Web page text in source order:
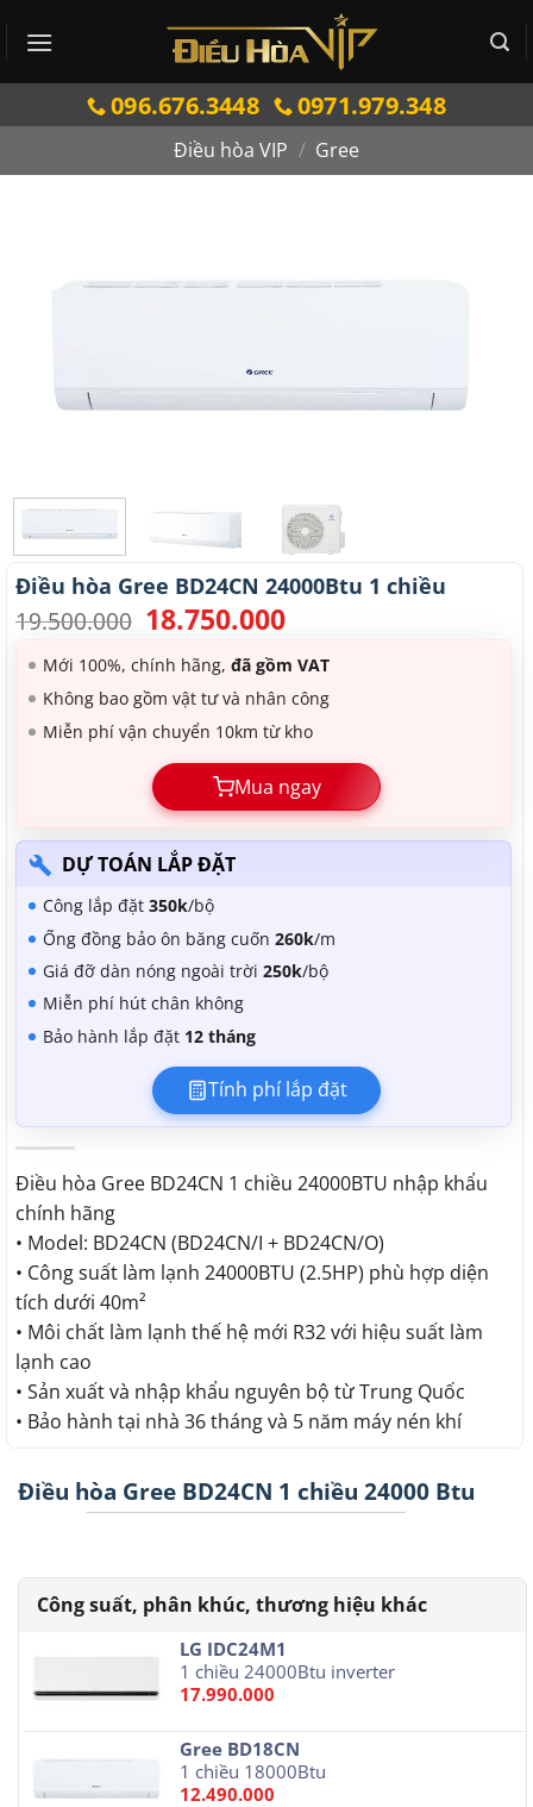
qua
096.676.3448 0971.979.348
Điều hòa VIP / Gree
Điều hòa Gree BD24CN 24000Btu 1 chiều
19.500.000 Giá
gốc
là:
19.500.000.
18.750.000Giá
tại
là:
18.750.000.
Mới 100%, chính hãng, đã gồm VAT
Không bao gồm vật tư và nhân công
Miễn phí vận chuyển 10km từ kho
Mua ngay
DỰ TOÁN LẮP ĐẶT
Công lắp đặt 350k/bộ
Ống đồng bảo ôn băng cuốn 260k/m
Giá đỡ dàn nóng ngoài trời 250k/bộ
Miễn phí hút chân không
Bảo hành lắp đặt 12 tháng
Tính phí lắp đặt
Điều hòa Gree BD24CN 1 chiều 24000BTU nhập khẩu
chính hãng
• Model: BD24CN (BD24CN/I + BD24CN/O)
• Công suất làm lạnh 24000BTU (2.5HP) phù hợp diện
tích dưới 40m²
• Môi chất làm lạnh thế hệ mới R32 với hiệu suất làm
lạnh cao
• Sản xuất và nhập khẩu nguyên bộ từ Trung Quốc
• Bảo hành tại nhà 36 tháng và 5 năm máy nén khí
Điều hòa Gree BD24CN 1 chiều 24000 Btu
LG IDC24M1
1 chiều 24000Btu inverter
17.990.000
Gree BD18CN
1 chiều 18000Btu
12.490.000